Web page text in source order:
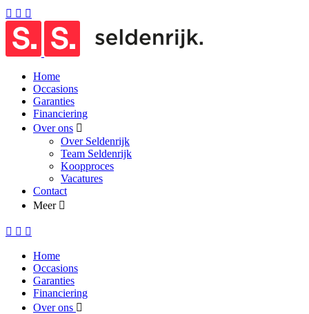
Home
Occasions
Garanties
Financiering
Over ons
Over Seldenrijk
Team Seldenrijk
Koopproces
Vacatures
Contact
Meer
Home
Occasions
Garanties
Financiering
Over ons